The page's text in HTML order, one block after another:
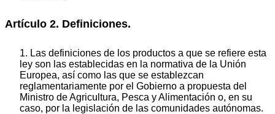
Artículo 2. Definiciones.
1. Las definiciones de los productos a que se refiere esta
ley son las establecidas en la normativa de la Unión
Europea, así como las que se establezcan
reglamentariamente por el Gobierno a propuesta del
Ministro de Agricultura, Pesca y Alimentación o, en su
caso, por la legislación de las comunidades autónomas.